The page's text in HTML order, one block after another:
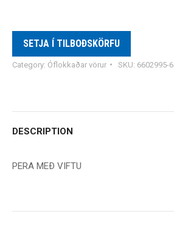
SETJA Í TILBOÐSKÖRFU
Category: Óflokkaðar vörur SKU: 6602995-6
DESCRIPTION
PERA MEÐ VIFTU